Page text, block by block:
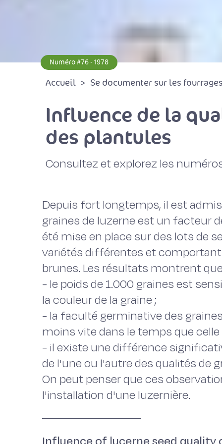
Numéro #76 - 1978
Accueil Se documenter sur les
Influence de la
des plantules
Consultez et explorez les
Depuis fort longtemps, il est
graines de luzerne est un facteur
été mise en place sur des lots de
variétés différentes et
brunes. Les résultats montrent
- le poids de 1.000 graines est
la couleur de la graine ;
- la faculté germinative des
moins vite dans le temps que
- il existe une différence
de l'une ou l'autre des qualités de
On peut penser que ces
l'installation d'une luzernière.